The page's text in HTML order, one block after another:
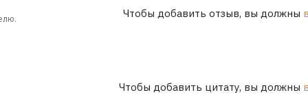
Чтобы добавить отзыв, вы должны
Чтобы добавить цитату, вы должны